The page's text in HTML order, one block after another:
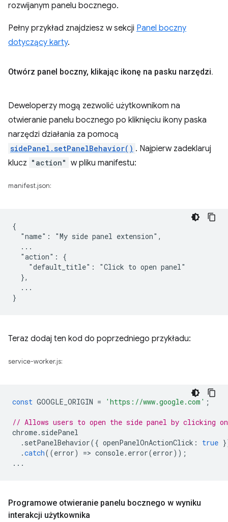
rozwijanym panelu bocznego.
Pełny przykład znajdziesz w sekcji Panel boczny
dotyczący karty.
Otwórz panel boczny, klikając ikonę na pasku narzędzi.
Deweloperzy mogą zezwolić użytkownikom na
otwieranie panelu bocznego po kliknięciu ikony paska
narzędzi działania za pomocą
sidePanel.setPanelBehavior() . Najpierw zadeklaruj
klucz "action" w pliku manifestu:
manifest.json:
{
  "name": "My side panel extension",
  ...
  "action": {
    "default_title": "Click to open panel"
  },
  ...
Teraz dodaj ten kod do poprzedniego przykładu:
service-worker.js:
const GOOGLE_ORIGIN = 'https://www.google.com' ;
// Allows users to open the side panel by clicking
chrome. sidePanel
. setPanelBehavior({ openPanelOnActionClick : true
.catch((error) => console. error(error));
...
Programowe otwieranie panelu bocznego w wyniku
interakcji użytkownika